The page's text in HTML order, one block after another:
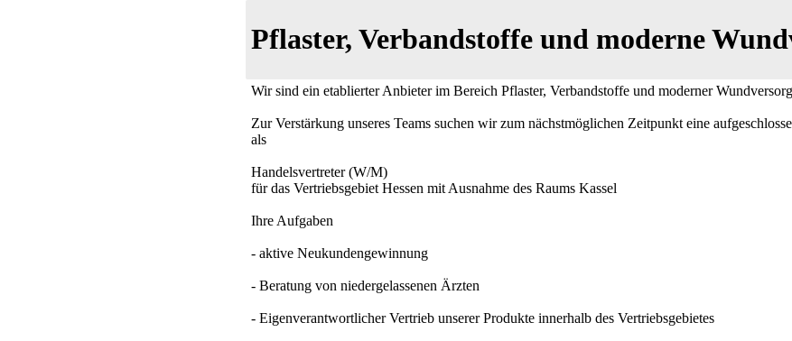
Pflaster, Verbandstoffe und moderne
Wir sind ein etablierter Anbieter im Bereich Pflaster, Verbandstoffe und moderner
Zur Verstärkung unseres Teams suchen wir zum nächstmöglichen Zeitpunkt eine
als
Handelsvertreter (W/M)
für das Vertriebsgebiet Hessen mit Ausnahme des Raums Kassel
Ihre Aufgaben
- aktive Neukundengewinnung
- Beratung von niedergelassenen Ärzten
- Eigenverantwortlicher Vertrieb unserer Produkte innerhalb des Vertriebsgebietes